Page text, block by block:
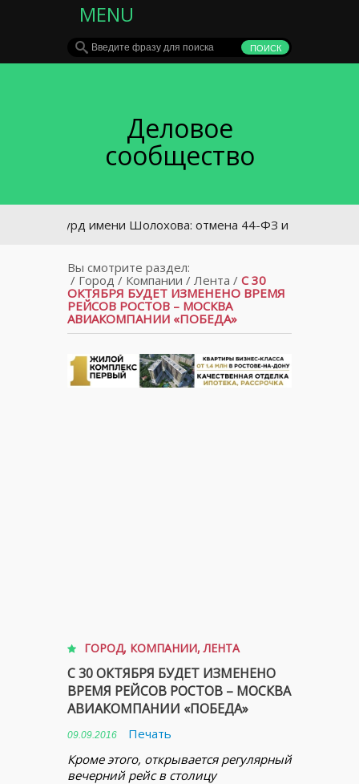
MENU
Деловое
сообщество
Абсурд имени Шолохова: отмена 44-ФЗ и передача
Вы смотрите раздел:
/ Город/ Компании / Лента / С 30
ОКТЯБРЯ БУДЕТ ИЗМЕНЕНО ВРЕМЯ
РЕЙСОВ РОСТОВ – МОСКВА
АВИАКОМПАНИИ «ПОБЕДА»
ГОРОД, КОМПАНИИ,ЛЕНТА
С 30 ОКТЯБРЯ БУДЕТ ИЗМЕНЕНО
ВРЕМЯ РЕЙСОВ РОСТОВ – МОСКВА
АВИАКОМПАНИИ «ПОБЕДА»
09.09.2016
Печать
Кроме этого, открывается регулярный
вечерний рейс в столицу